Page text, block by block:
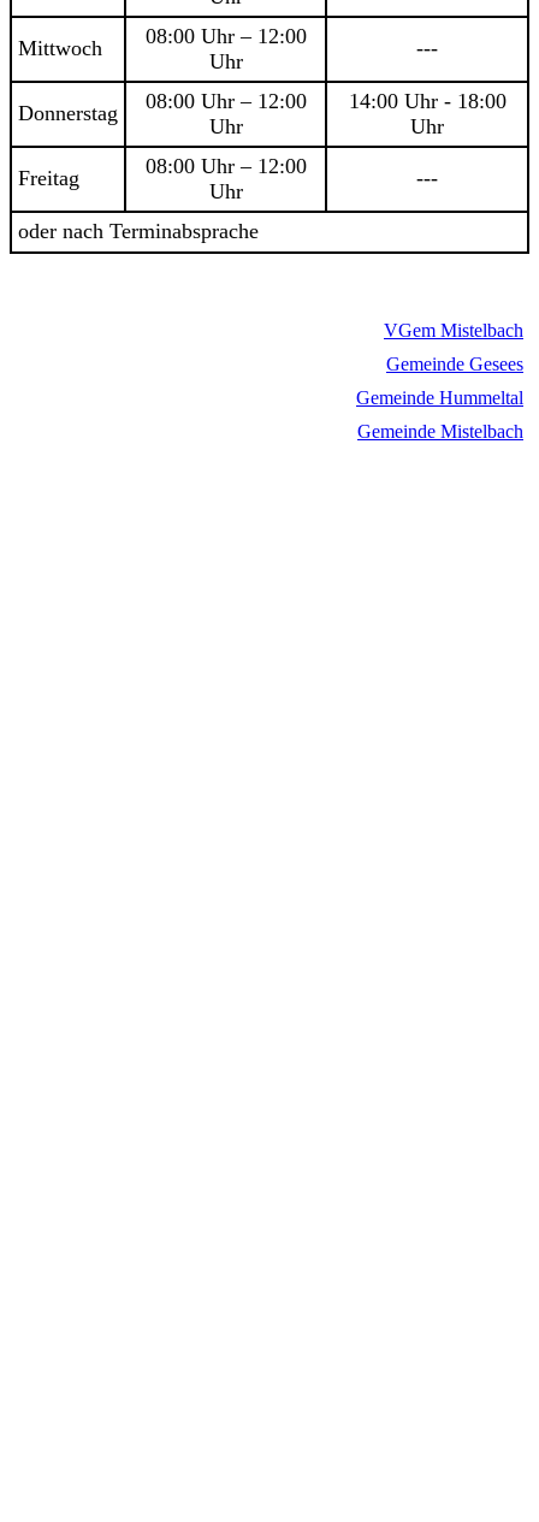
Mittwoch
08:00 Uhr – 12:00
Uhr
---
Donnerstag
08:00 Uhr – 12:00
Uhr
14:00 Uhr - 18:00
Uhr
Freitag
08:00 Uhr – 12:00
Uhr
---
oder nach Terminabsprache
VGem Mistelbach
Gemeinde Gesees
Gemeinde Hummeltal
Gemeinde Mistelbach